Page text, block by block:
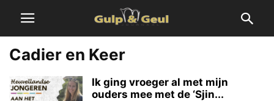
Cadier en Keer
Ik ging vroeger al met mijn
ouders mee met de ‘Sjin...